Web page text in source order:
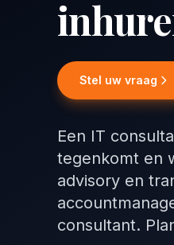
Stel uw vraag
Een IT
tegenkomt en
advisory en
consultant.